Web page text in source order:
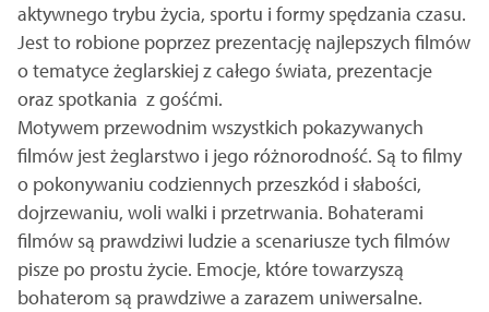
aktywnego trybu życia, sportu i formy spędzania czasu.
Jest to robione poprzez prezentację najlepszych filmów
o tematyce żeglarskiej z całego świata, prezentacje
oraz spotkania z gośćmi.
Motywem przewodnim wszystkich pokazywanych
filmów jest żeglarstwo i jego różnorodność. Są to filmy
o pokonywaniu codziennych przeszkód i słabości,
dojrzewaniu, woli walki i przetrwania. Bohaterami
filmów są prawdziwi ludzie a scenariusze tych filmów
pisze po prostu życie. Emocje, które towarzyszą
bohaterom są prawdziwe a zarazem uniwersalne.